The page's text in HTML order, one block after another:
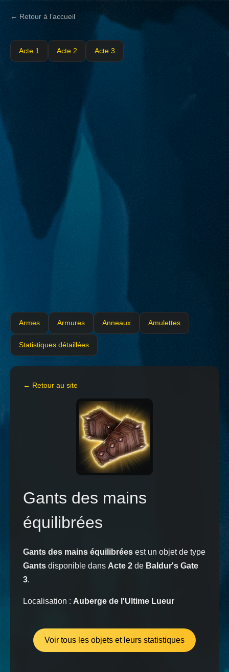
← Retour à l’accueil
Acte 1 Acte 2 Acte 3
Armes Armures Anneaux Amulettes
Statistiques détaillées
← Retour au site
Gants des mains
équilibrées
Gants des mains équilibrées est un objet de type
Gants disponible dans Acte 2 de Baldur's Gate
3.
Localisation : Auberge de l'Ultime Lueur
Voir tous les objets et leurs statistiques